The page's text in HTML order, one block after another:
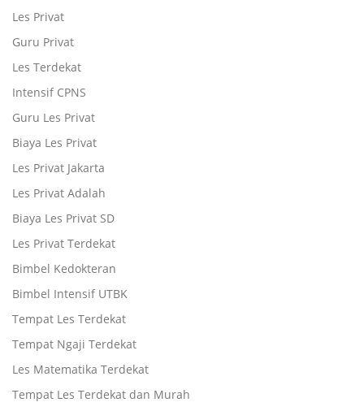
Les Privat
Guru Privat
Les Terdekat
Intensif CPNS
Guru Les Privat
Biaya Les Privat
Les Privat Jakarta
Les Privat Adalah
Biaya Les Privat SD
Les Privat Terdekat
Bimbel Kedokteran
Bimbel Intensif UTBK
Tempat Les Terdekat
Tempat Ngaji Terdekat
Les Matematika Terdekat
Tempat Les Terdekat dan Murah